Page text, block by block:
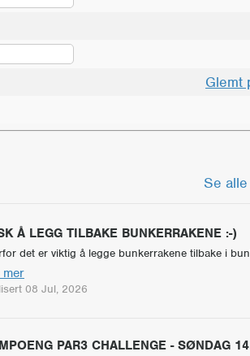
Glemt
Se
Å LEGG TILBAKE BUNKERRAKENE :-)
det er viktig å legge bunkerrakene tilbake i
mer
08 Jul, 2026
PAR3 CHALLENGE - SØNDAG